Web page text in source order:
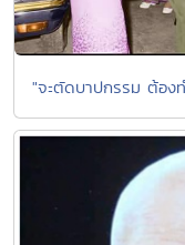
"จะตัดบาปกรรม ต้อง